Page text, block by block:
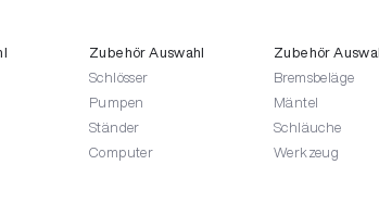
Zubehör Auswahl
Schlösser
Pumpen
Ständer
Computer
Zubehör
Bremsbeläge
Mäntel
Schläuche
Werkzeug